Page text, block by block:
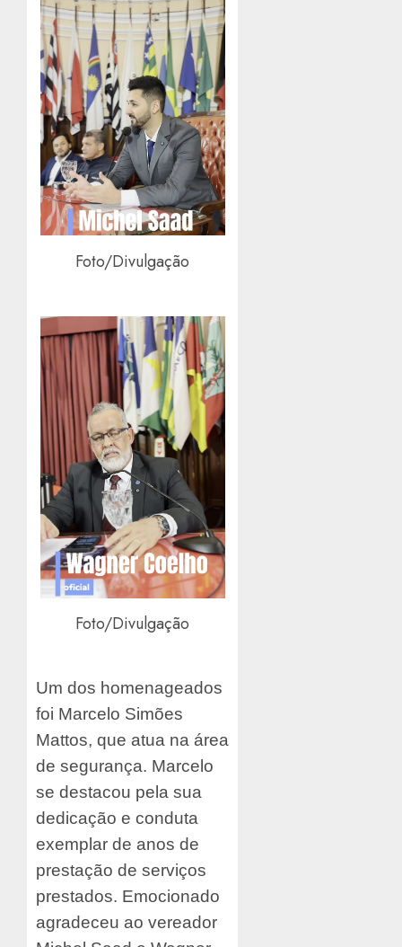
Foto/Divulgação
Foto/Divulgação
Um dos homenageados
foi Marcelo Simões
Mattos, que atua na área
de segurança. Marcelo
se destacou pela sua
dedicação e conduta
exemplar de anos de
prestação de serviços
prestados. Emocionado
agradeceu ao vereador